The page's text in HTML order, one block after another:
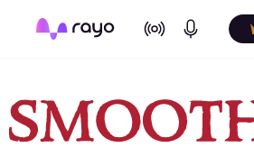
On Air Podcasts